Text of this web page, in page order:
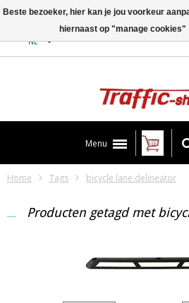
NL
Menu
Home Tags bicycle lane delineator
Producten getagd met
Beste bezoeker, hier kan je jou voorkeur
hiernaast op "manage cookies"